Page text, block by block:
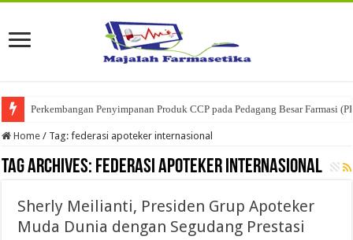
Perkembangan Penyimpanan Produk CCP pada Pedagang Besar Farmasi
Home / Tag:federasi apoteker internasional
Tag Archives: federasi apoteker internasional
Sherly Meilianti, Presiden Grup Apoteker
Muda Dunia dengan Segudang Prestasi